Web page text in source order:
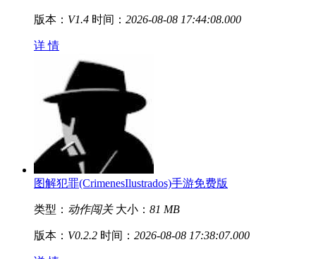
版本： V1.4 时间： 2026-08-08 17:44:08.000
详 情
图解犯罪(CrimenesIlustrados)手游免费版
类型： 动作闯关 大小： 81 MB
版本： V0.2.2 时间： 2026-08-08 17:38:07.000